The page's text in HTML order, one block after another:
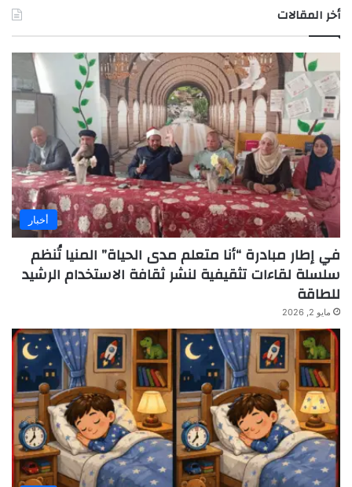
أخر المقالات
أخبار
في إطار مبادرة “أنا متعلم مدى الحياة” المنيا تُنظم
سلسلة لقاءات تثقيفية لنشر ثقافة الاستخدام الرشيد
للطاقة
مايو 2, 2026